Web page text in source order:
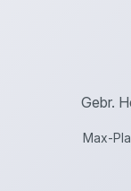
Gebr.
Max-